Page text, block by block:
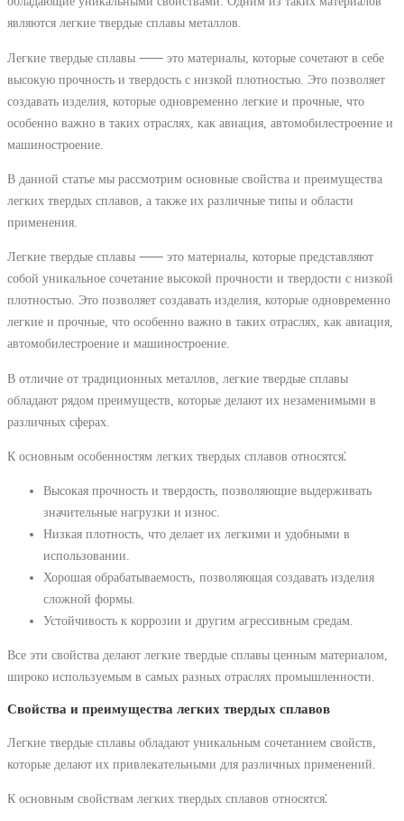
являются легкие твердые сплавы металлов.
Легкие твердые сплавы ⸺ это материалы, которые сочетают в себе
высокую прочность и твердость с низкой плотностью. Это позволяет
создавать изделия, которые одновременно легкие и прочные, что
особенно важно в таких отраслях, как авиация, автомобилестроение и
машиностроение.
В данной статье мы рассмотрим основные свойства и преимущества
легких твердых сплавов, а также их различные типы и области
применения.
Легкие твердые сплавы ⸺ это материалы, которые представляют
собой уникальное сочетание высокой прочности и твердости с низкой
плотностью. Это позволяет создавать изделия, которые одновременно
легкие и прочные, что особенно важно в таких отраслях, как авиация,
автомобилестроение и машиностроение.
В отличие от традиционных металлов, легкие твердые сплавы
обладают рядом преимуществ, которые делают их незаменимыми в
различных сферах.
К основным особенностям легких твердых сплавов относятся⁚
Высокая прочность и твердость, позволяющие выдерживать
значительные нагрузки и износ.
Низкая плотность, что делает их легкими и удобными в
использовании.
Хорошая обрабатываемость, позволяющая создавать изделия
сложной формы.
Устойчивость к коррозии и другим агрессивным средам.
Все эти свойства делают легкие твердые сплавы ценным материалом,
широко используемым в самых разных отраслях промышленности.
Свойства и преимущества легких твердых сплавов
Легкие твердые сплавы обладают уникальным сочетанием свойств,
которые делают их привлекательными для различных применений.
К основным свойствам легких твердых сплавов относятся⁚